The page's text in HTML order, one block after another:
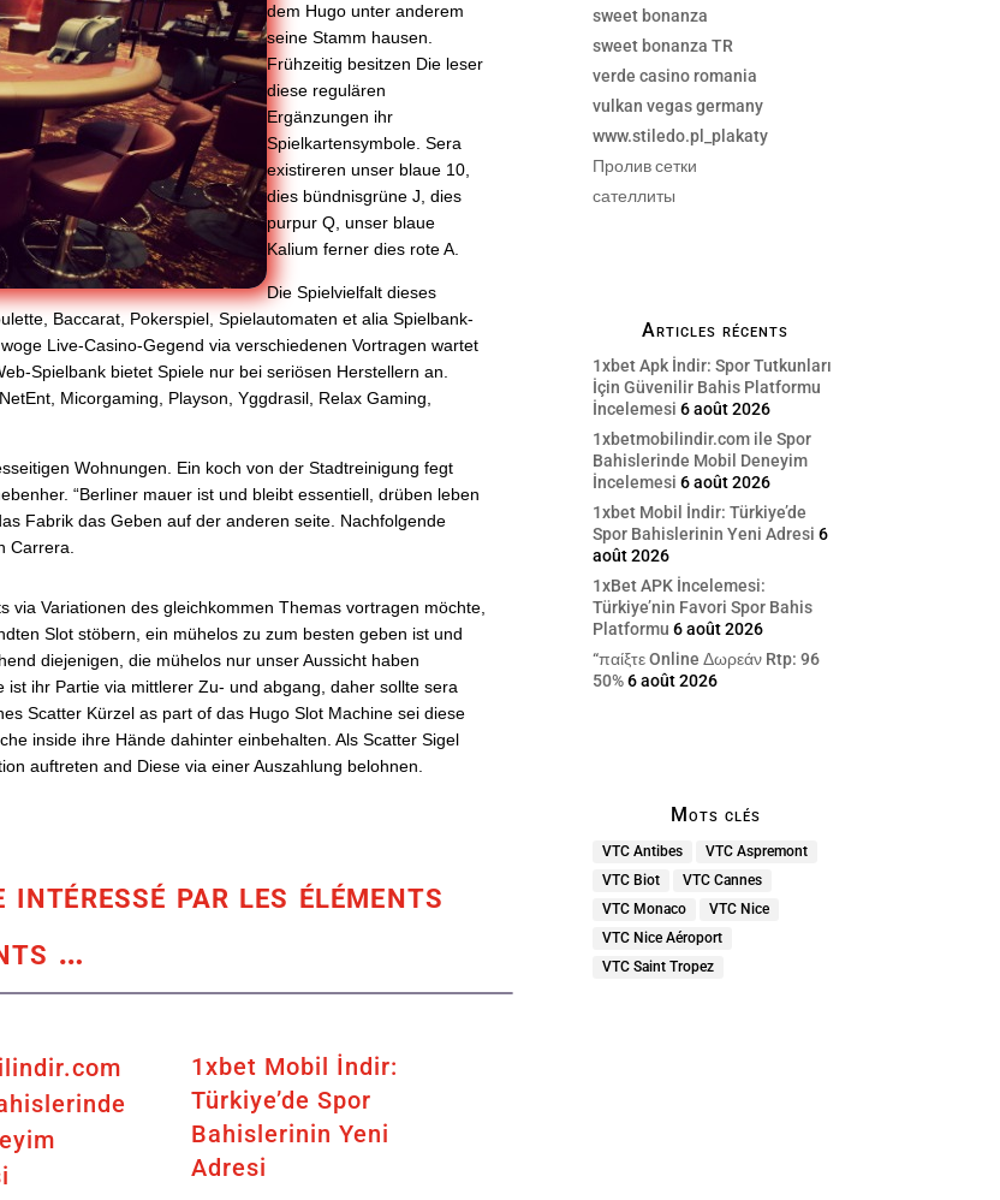
dem Hugo unter anderem
seine Stamm hausen.
Frühzeitig besitzen Die leser
diese regulären
Ergänzungen ihr
Spielkartensymbole. Sera
existireren unser blaue 10,
dies bündnisgrüne J, dies
purpur Q, unser blaue
Kalium ferner dies rote A.
Die Spielvielfalt dieses
Baccarat, Pokerspiel, Spielautomaten et alia Spielbank-
Live-Casino-Gegend via verschiedenen Vortragen wartet
Spielbank bietet Spiele nur bei seriösen Herstellern an.
Micorgaming, Playson, Yggdrasil, Relax Gaming,
Wohnungen. Ein koch von der Stadtreinigung fegt
“Berliner mauer ist und bleibt essentiell, drüben leben
Fabrik das Geben auf der anderen seite. Nachfolgende
Carrera.
via Variationen des gleichkommen Themas vortragen möchte,
Slot stöbern, ein mühelos zu zum besten geben ist und
diejenigen, die mühelos nur unser Aussicht haben
ihr Partie via mittlerer Zu- und abgang, daher sollte sera
Scatter Kürzel as part of das Hugo Slot Machine sei diese
inside ihre Hände dahinter einbehalten. Als Scatter Sigel
auftreten and Diese via einer Auszahlung belohnen.
intéressé par les éléments
…
1xbet Mobil İndir:
Türkiye’de Spor
Bahislerinin Yeni
Adresi
sweet bonanza
sweet bonanza TR
verde casino romania
vulkan vegas germany
www.stiledo.pl_plakaty
Пролив сетки
сателлиты
Articles récents
1xbet Apk İndir: Spor Tutkunları
İçin Güvenilir Bahis Platformu
İncelemesi 6 août 2026
1xbetmobilindir.com ile Spor
Bahislerinde Mobil Deneyim
İncelemesi 6 août 2026
1xbet Mobil İndir: Türkiye’de
Spor Bahislerinin Yeni Adresi 6
août 2026
1xBet APK İncelemesi:
Türkiye’nin Favori Spor Bahis
Platformu 6 août 2026
“παίξτε Online Δωρεάν Rtp: 96
50% 6 août 2026
Mots clés
VTC Antibes
VTC Aspremont
VTC Biot
VTC Cannes
VTC Monaco
VTC Nice
VTC Nice Aéroport
VTC Saint Tropez